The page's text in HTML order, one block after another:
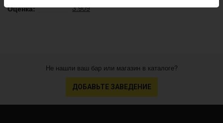
Оценка:
3.909
Не нашли ваш бар или магазин в каталоге?
ДОБАВЬТЕ ЗАВЕДЕНИЕ